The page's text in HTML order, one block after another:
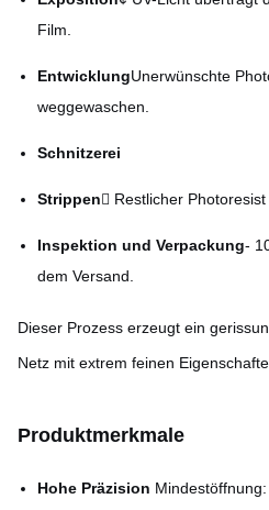
Film.
EntwicklungUnerwünschte
weggewaschen.
Schnitzerei
Strippen Restlicher Photoresist
Inspektion und Verpackung-
dem Versand.
Dieser Prozess erzeugt ein
Netz mit extrem feinen
Produktmerkmale
Hohe Präzision